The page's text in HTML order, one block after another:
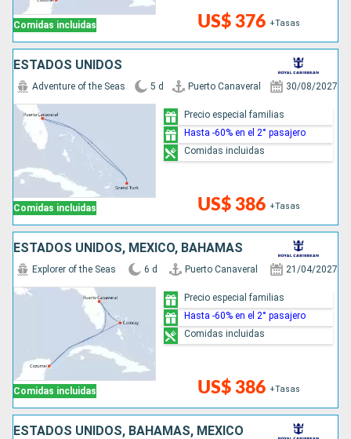
Comidas incluidas US$ 376 +Tasas
ESTADOS UNIDOS
Comidas incluidas
Adventure of the Seas 5 d Puerto Canaveral 30/08/2027
US$ 386 +Tasas
Precio especial familias
Hasta -60% en el 2° pasajero
Comidas incluidas
ESTADOS UNIDOS, MÉXICO, BAHAMAS
Comidas incluidas
Explorer of the Seas 6 d Puerto Canaveral 21/04/2027
US$ 386 +Tasas
Precio especial familias
Hasta -60% en el 2° pasajero
Comidas incluidas
ESTADOS UNIDOS, BAHAMAS, MÉXICO